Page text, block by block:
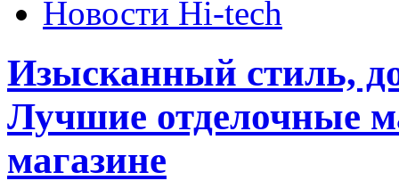
Новости Hi-tech
Изысканный стиль,
Лучшие отделочные
магазине